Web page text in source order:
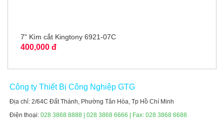
7" Kìm cắt Kingtony 6921-07C
400,000 đ
Công ty Thiết Bị Công Nghiệp GTG
Địa chỉ: 2/64C Đất Thánh, Phường Tân Hòa, Tp Hồ Chí Minh
Điện thoại:028 3868 8888 | 028 3868 6666 | Fax: 028 3868 6688